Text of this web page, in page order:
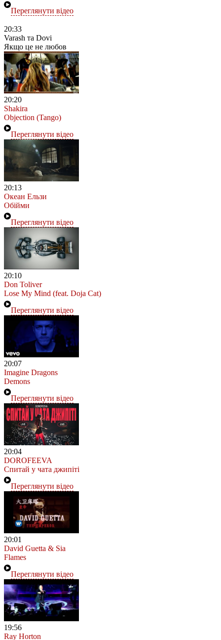
Переглянути відео
20:33
Varash та Dovi
Якщо це не любов
20:20
Shakira
Objection (Tango)
Переглянути відео
20:13
Океан Ельзи
Обійми
Переглянути відео
20:10
Don Toliver
Lose My Mind (feat. Doja Cat)
Переглянути відео
20:07
Imagine Dragons
Demons
Переглянути відео
20:04
DOROFEEVA
Спитай у чата джипіті
Переглянути відео
20:01
David Guetta & Sia
Flames
Переглянути відео
19:56
Ray Horton